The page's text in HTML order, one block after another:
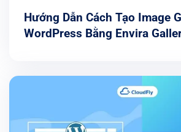
Hướng Dẫn Cách Tạo Image
WordPress Bằng Envira